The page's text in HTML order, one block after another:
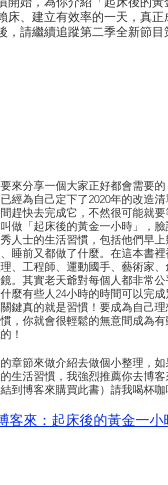
床、建立有效率的一天，真
，請繼續追蹤第二季全新節
來分享一個大家正好都會需要
經為自己定下了2020年的改造
趕快去完成它，不然很可能就要
做「起床後的黃金一小時」，
人士的生活習慣，包括他們早
睡前又都做了什麼。在這本書
、工程師、運動國手、藝術家
。其實老天爺對每個人都非常
麼有些人24小時的時間可以完
鍵真的就是習慣！要成為自己
，你就會很輕鬆的無意間成為
！
章節來做介紹去做個小整理，
生活習慣，我強烈推薦你去博
到博客來購買此書）請我喝杯咖
客來：起床後的黃金一小